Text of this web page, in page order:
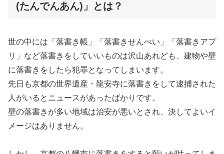
(たんでんあん)」とは？
世の中には「落書き帳」「落書きせんべい」「落書きアプ
リ」など落書きをしていいものは沢山あれども、建物や壁
に落書きをしたら犯罪となってしまいます。
先日も京都の世界遺産・龍安寺に落書きをして逮捕された
人がいるとニュースがあったばかりです。
壁の落書きが多い地域は治安が悪いとされ、決してよいイ
メージはありません。